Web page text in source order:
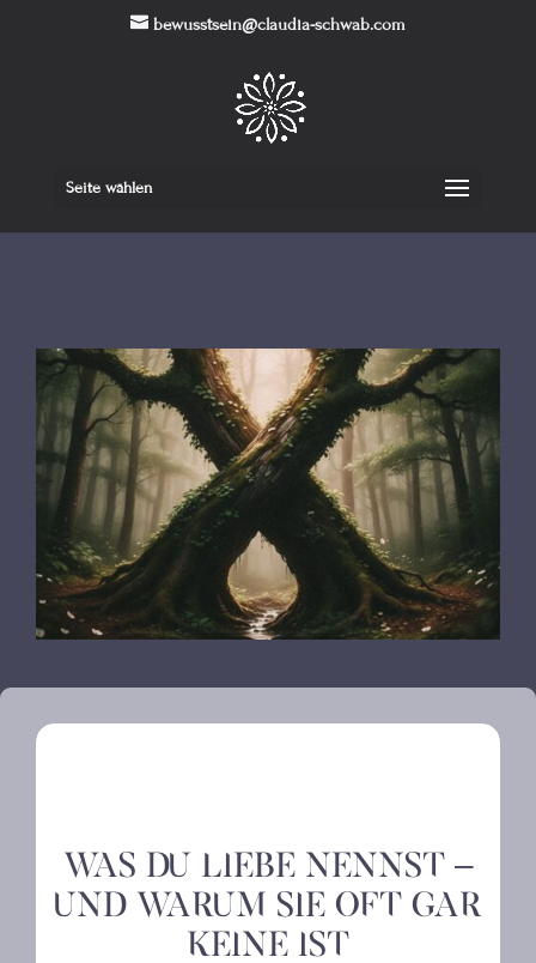
bewusstsein@claudia-schwab.com
Seite wählen
Was du Liebe nennst –
und warum sie oft gar
keine ist